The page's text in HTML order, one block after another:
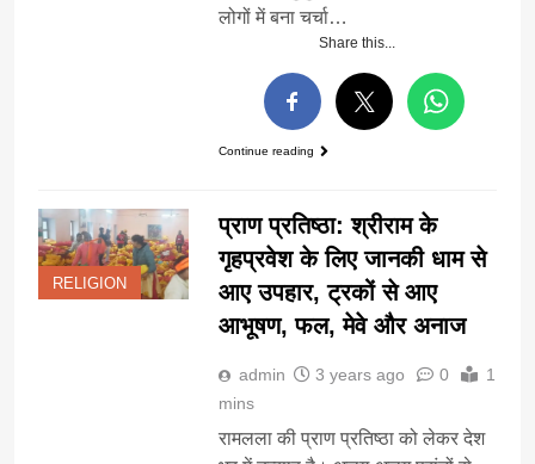
लोगों में बना चर्चा…
Share this...
Continue reading
RELIGION
प्राण प्रतिष्ठा: श्रीराम के
गृहप्रवेश के लिए जानकी धाम से
आए उपहार, ट्रकों से आए
आभूषण, फल, मेवे और अनाज
admin 3 years ago 0
1
mins
रामलला की प्राण प्रतिष्ठा को लेकर देश